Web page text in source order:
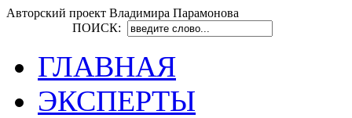
Авторский проект Владимира Парамонова
ПОИСК:
ГЛАВНАЯ
ЭКСПЕРТЫ